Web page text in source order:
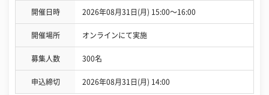
開催日時 2026年08月31日(月) 15:00〜16:00
開催場所 オンラインにて実施
募集人数 300名
申込締切 2026年08月31日(月) 14:00